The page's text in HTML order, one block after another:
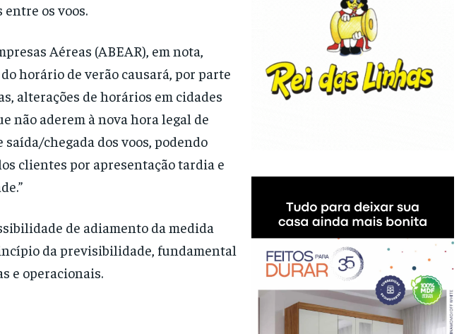
os voos.
Aéreas (ABEAR), em nota,
horário de verão causará, por parte
alterações de horários em cidades
não aderem à nova hora legal de
chegada dos voos, podendo
clientes por apresentação tardia e
de adiamento da medida
da previsibilidade, fundamental
e operacionais.